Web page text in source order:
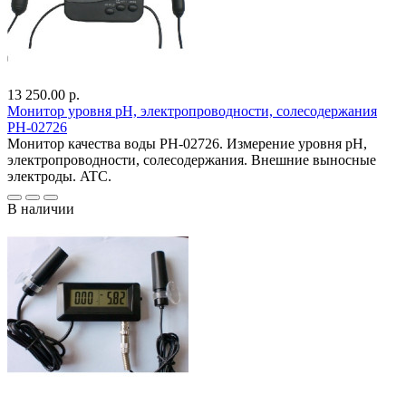
13 250.00 р.
Монитор уровня pH, электропроводности, солесодержания
PH-02726
Монитор качества воды PH-02726. Измерение уровня pH,
электропроводности, солесодержания. Внешние выносные
электроды. ATC.
В наличии